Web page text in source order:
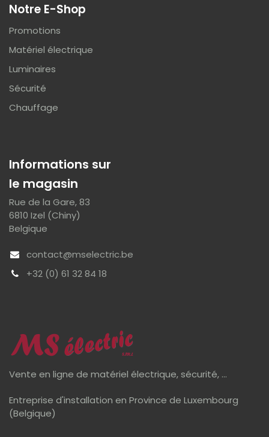
Informations sur
le magasin
Rue de la Gare, 83
6810 Izel (Chiny)
Belgique
contact@mselectric.be
+32 (0) 61 32 84 18
Vente en ligne de matériel électrique, sécurité, ...
Entreprise d'installation en Province de Luxembourg
(Belgique)
Notre E-Shop
Promotions
Matériel électrique
Luminaires
Sécurité
Chauffage